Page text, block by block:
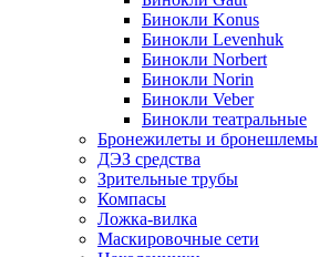
Бинокли Konus
Бинокли Levenhuk
Бинокли Norbert
Бинокли Norin
Бинокли Veber
Бинокли театральные
Бронежилеты и бронешлемы
ДЭЗ средства
Зрительные трубы
Компасы
Ложка-вилка
Маскировочные сети